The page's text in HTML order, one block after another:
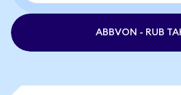
ABBVON - RUB